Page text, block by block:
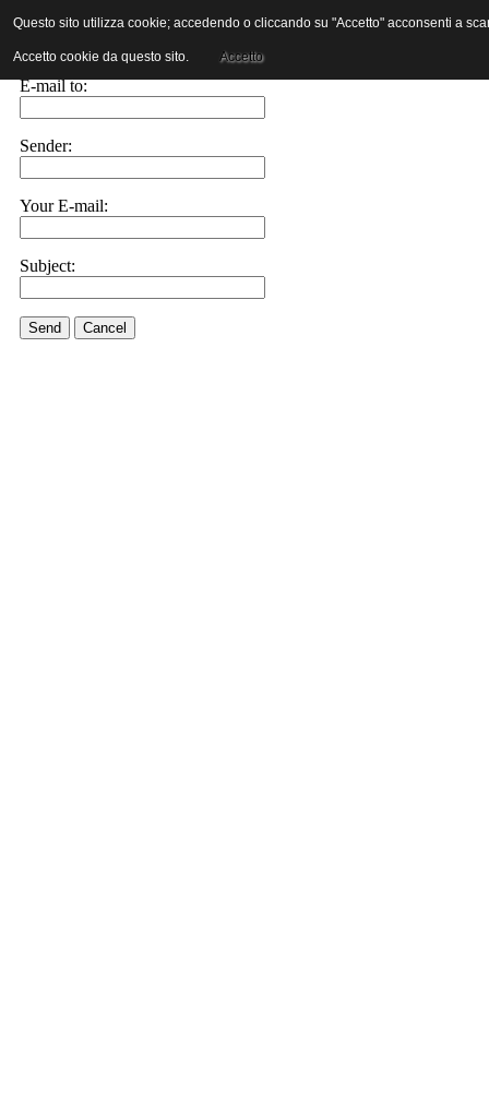
E-mail this link to a friend.
E-mail to:
Sender:
Your E-mail:
Subject:
Send Cancel
Questo sito utilizza cookie; accedendo o cliccando su "Accetto" acconsenti a
Accetto cookie da questo sito. Accetto